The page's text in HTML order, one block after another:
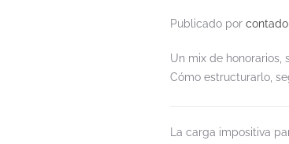
Publicado por
Un mix de honorarios,
Cómo estructurarlo,
La carga impositiva